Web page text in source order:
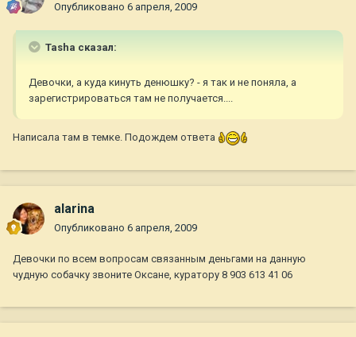
Опубликовано 6 апреля, 2009
Tasha сказал:
Девочки, а куда кинуть денюшку? - я так и не поняла, а
зарегистрироваться там не получается....
Написала там в темке. Подождем ответа
alarina
Опубликовано 6 апреля, 2009
Девочки по всем вопросам связанным деньгами на данную
чудную собачку звоните Оксане, куратору 8 903 613 41 06